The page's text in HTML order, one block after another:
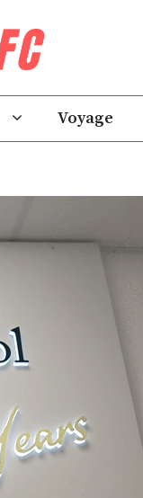
Voyage